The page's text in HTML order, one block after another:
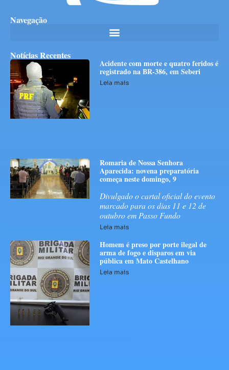
Navegação
Notícias Recentes
Acidente com morte e quatro feridos é
registrado na BR-386, em Seberi
Leia mais
Romaria de Nossa Senhora
Aparecida: novena preparatória
começa neste domingo, 9
Divulgado o cartal oficial do evento
marcado para os dias 11 e 12 de
outubro em Passo Fundo
Leia mais
Homem é preso por porte ilegal de
arma de fogo e disparos em via
pública em Mato Castelhano
Leia mais